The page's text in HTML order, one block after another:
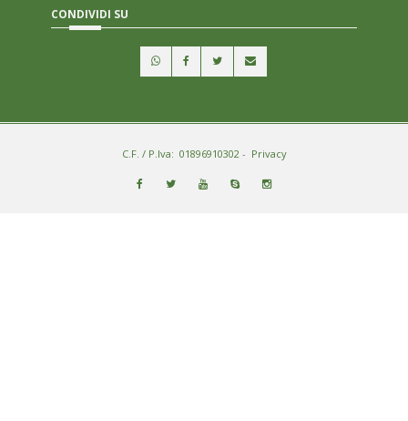
CONDIVIDI SU
C.F. / P.Iva: 01896910302- Privacy